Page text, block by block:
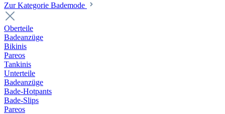
Zur Kategorie Bademode
Oberteile
Badeanzüge
Bikinis
Pareos
Tankinis
Unterteile
Badeanzüge
Bade-Hotpants
Bade-Slips
Pareos